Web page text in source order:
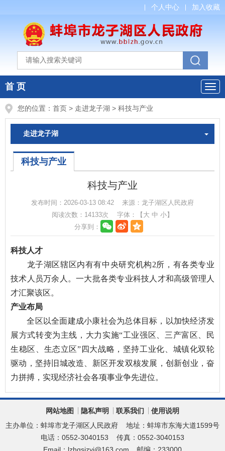
个人中心 加入收藏
首 页
您的位置： 首页 > 走进龙子湖 > 科技与产业
走进龙子湖
科技与产业
科技与产业
发布时间： 2026-03-13 08:42 来源：龙子湖区人民政府
阅读次数： 14133次 字体：【 大 中 小】
分享到：
科技人才
龙子湖区辖区内有有中央研究机构2所，有各类专业
技术人员万余人。一大批各类专业科技人才和高级管理人
才汇聚该区。
产业布局
全区以全面建成小康社会为总体目标，以加快经济发
展方式转变为主线，大力实施“工业强区、三产富区、民
生稳区、生态立区”四大战略，坚持工业化、城镇化双轮
驱动，坚持旧城改造、新区开发双核发展，创新创业，奋
力拼搏，实现经济社会各项事业争先进位。
网站地图 隐私声明 联系我们
使用说明
主办单位：蚌埠市龙子湖区人民政府
地址：蚌埠市东海大道1599号
电话：0552-3040153
传真：0552-3040153